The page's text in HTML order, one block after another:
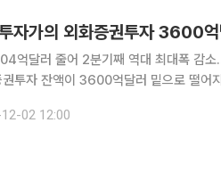
자가의 외화증권투자 3600억
억달러 줄어 2분기째 역대 최대폭 감소…글로
권투자 잔액이 3600억달러 밑으로 떨어
영향을 미쳤다. 2일 한국은행에 따르면 9
02 12:00